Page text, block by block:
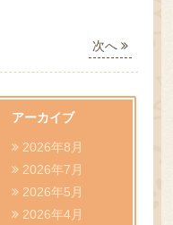
次へ
アーカイブ
2026年8月
2026年7月
2026年5月
2026年4月
時間